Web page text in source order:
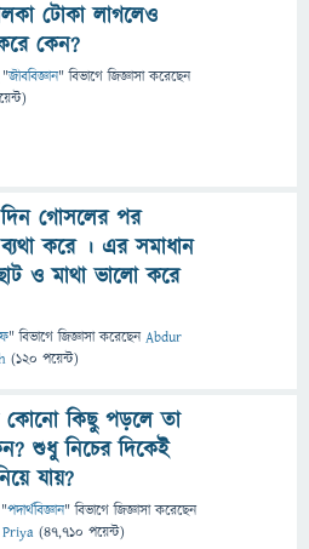
টোকা লাগলেও
কেন?
"জীববিজ্ঞান" বিভাগে জিজ্ঞাসাকরেছেন
দিন গোসলের পর
করে । এর সমাধান
ও মাথা ভালো করে
" বিভাগে জিজ্ঞাসাকরেছেনAbdur
(120 পয়েন্ট)
কোনো কিছু পড়লে তা
শুধু নিচের দিকেই
যায়?
"পদার্থবিজ্ঞান" বিভাগে জিজ্ঞাসাকরেছেন
(47,710 পয়েন্ট)